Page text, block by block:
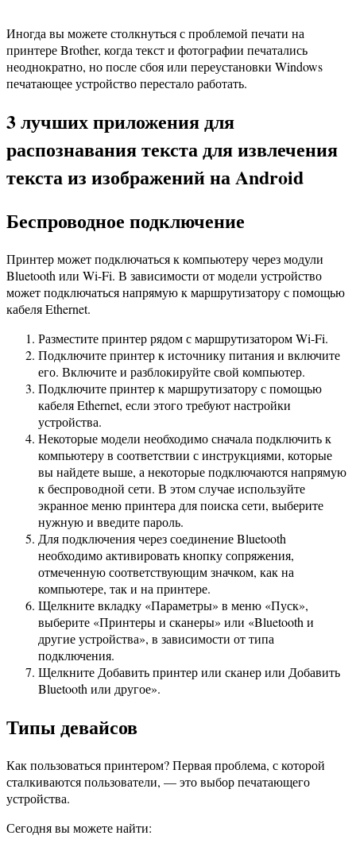
Иногда вы можете столкнуться с проблемой печати на
принтере Brother, когда текст и фотографии печатались
неоднократно, но после сбоя или переустановки Windows
печатающее устройство перестало работать.
3 лучших приложения для
распознавания текста для извлечения
текста из изображений на Android
Беспроводное подключение
Принтер может подключаться к компьютеру через модули
Bluetooth или Wi-Fi. В зависимости от модели устройство
может подключаться напрямую к маршрутизатору с помощью
кабеля Ethernet.
Разместите принтер рядом с маршрутизатором Wi-Fi.
Подключите принтер к источнику питания и включите
его. Включите и разблокируйте свой компьютер.
Подключите принтер к маршрутизатору с помощью
кабеля Ethernet, если этого требуют настройки
устройства.
Некоторые модели необходимо сначала подключить к
компьютеру в соответствии с инструкциями, которые
вы найдете выше, а некоторые подключаются напрямую
к беспроводной сети. В этом случае используйте
экранное меню принтера для поиска сети, выберите
нужную и введите пароль.
Для подключения через соединение Bluetooth
необходимо активировать кнопку сопряжения,
отмеченную соответствующим значком, как на
компьютере, так и на принтере.
Щелкните вкладку «Параметры» в меню «Пуск»,
выберите «Принтеры и сканеры» или «Bluetooth и
другие устройства», в зависимости от типа
подключения.
Щелкните Добавить принтер или сканер или Добавить
Bluetooth или другое».
Типы девайсов
Как пользоваться принтером? Первая проблема, с которой
сталкиваются пользователи, — это выбор печатающего
устройства.
Сегодня вы можете найти: